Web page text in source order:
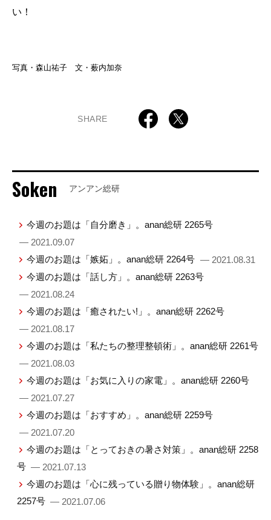
い！
写真・森山祐子 文・薮内加奈
SHARE
Soken アンアン総研
今週のお題は「自分磨き」。anan総研 2265号
— 2021.09.07
今週のお題は「嫉妬」。anan総研 2264号 — 2021.08.31
今週のお題は「話し方」。anan総研 2263号
— 2021.08.24
今週のお題は「癒されたい!」。anan総研 2262号
— 2021.08.17
今週のお題は「私たちの整理整頓術」。anan総研 2261号
— 2021.08.03
今週のお題は「お気に入りの家電」。anan総研 2260号
— 2021.07.27
今週のお題は「おすすめ」。anan総研 2259号
— 2021.07.20
今週のお題は「とっておきの暑さ対策」。anan総研 2258
号 — 2021.07.13
今週のお題は「心に残っている贈り物体験」。anan総研
2257号 — 2021.07.06